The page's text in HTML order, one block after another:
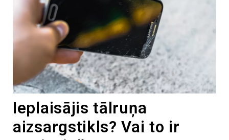
Ieplaisājis tālruņa
aizsargstikls? Vai to ir